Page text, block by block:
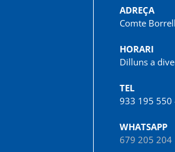
ADREÇA
Comte
HORARI
Dilluns a
TEL
933 195 550
WHATSAPP
679 205 204